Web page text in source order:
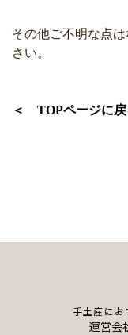
その他ご不明な点
さい。
＜ TOPページに戻
手土産にお
運営会